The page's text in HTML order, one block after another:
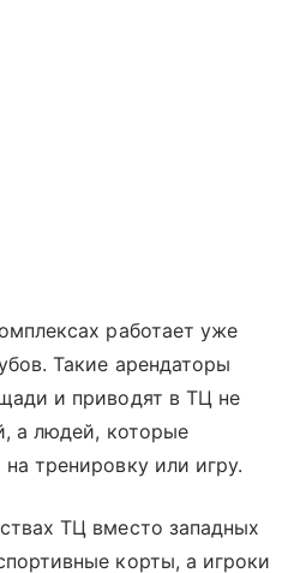
работает уже
Такие арендаторы
и приводят в ТЦ не
а людей, которые
тренировку или игру.
ТЦ вместо западных
корты, а игроки